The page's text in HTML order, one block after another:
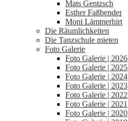
Mats Gentzsch
Esther Faßbender
Moni Lämmerhirt
Die Räumlichkeiten
Die Tanzschule mieten
Foto Galerie
Foto Galerie | 2026
Foto Galerie | 2025
Foto Galerie | 2024
Foto Galerie | 2023
Foto Galerie | 2022
Foto Galerie | 2021
Foto Galerie | 2020